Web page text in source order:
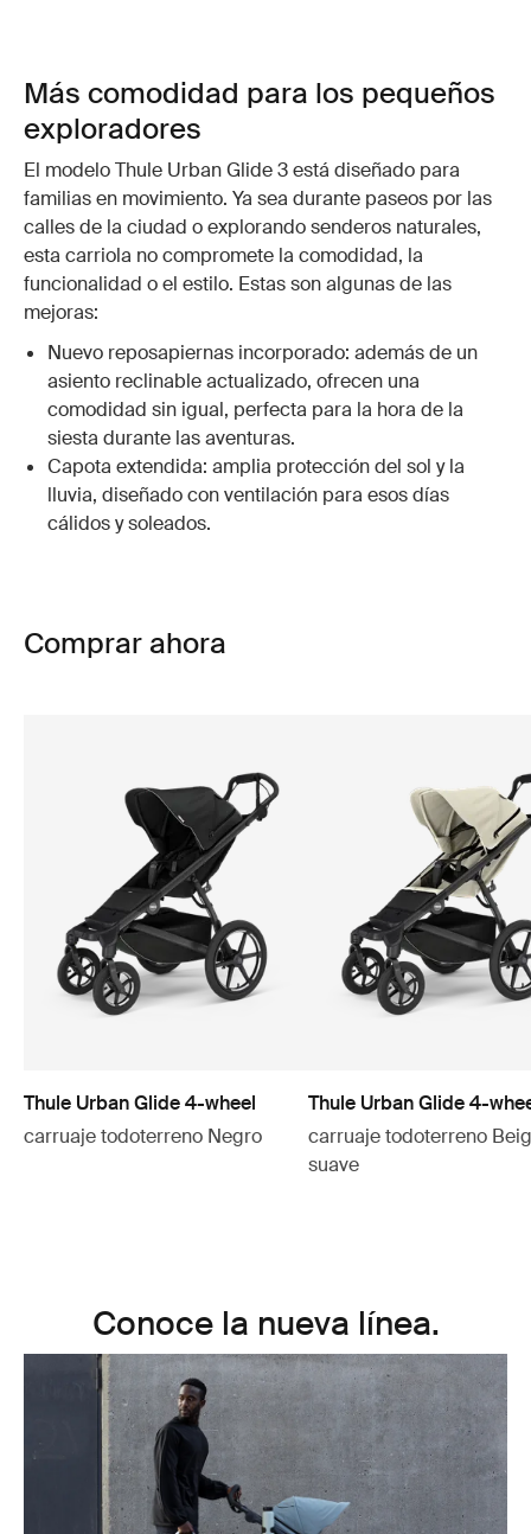
Más comodidad para los pequeños
exploradores
El modelo Thule Urban Glide 3 está diseñado para
familias en movimiento. Ya sea durante paseos por las
calles de la ciudad o explorando senderos naturales,
esta carriola no compromete la comodidad, la
funcionalidad o el estilo. Estas son algunas de las
mejoras:
Nuevo reposapiernas incorporado: además de un
asiento reclinable actualizado, ofrecen una
comodidad sin igual, perfecta para la hora de la
siesta durante las aventuras.
Capota extendida: amplia protección del sol y la
lluvia, diseñado con ventilación para esos días
cálidos y soleados.
Comprar ahora
Thule Urban Glide 4-wheel
carruaje todoterreno Negro
Thule Urban Glide 4-
carruaje todoterreno
suave
Conoce la nueva línea.